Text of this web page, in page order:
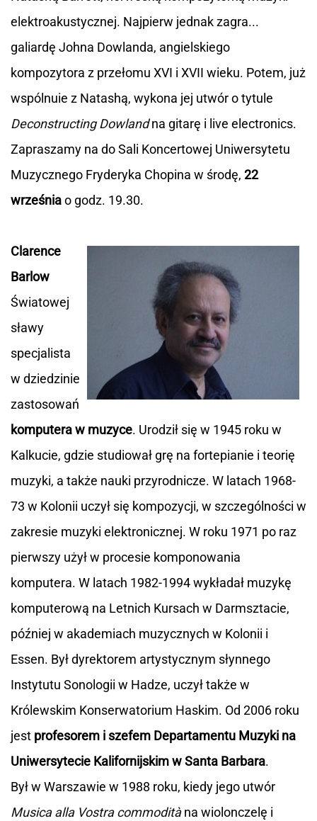
elektroakustycznej. Najpierw jednak zagra...
galiardę Johna Dowlanda, angielskiego
kompozytora z przełomu XVI i XVII wieku. Potem, już
wspólnuie z Natashą, wykona jej utwór o tytule
Deconstructing Dowlandna gitarę i live electronics.
Zapraszamy na do Sali Koncertowej Uniwersytetu
Muzycznego Fryderyka Chopina w środę, 22
wrześniao godz. 19.30.
Clarence
Barlow
Światowej
sławy
specjalista
w dziedzinie
zastosowań
komputera w muzyce. Urodził się w 1945 roku w
Kalkucie, gdzie studiował grę na fortepianie i teorię
muzyki, a także nauki przyrodnicze. W latach 1968-
73 w Kolonii uczył się kompozycji, w szczególności w
zakresie muzyki elektronicznej. W roku 1971 po raz
pierwszy użył w procesie komponowania
komputera. W latach 1982-1994 wykładał muzykę
komputerową na Letnich Kursach w Darmsztacie,
później w akademiach muzycznych w Kolonii i
Essen. Był dyrektorem artystycznym słynnego
Instytutu Sonologii w Hadze, uczył także w
Królewskim Konserwatorium Haskim. Od 2006 roku
jest profesorem i szefem Departamentu Muzyki na
Uniwersytecie Kalifornijskim w Santa Barbara.
Był w Warszawie w 1988 roku, kiedy jego utwór
Musica alla Vostra commoditàna wiolonczelę i